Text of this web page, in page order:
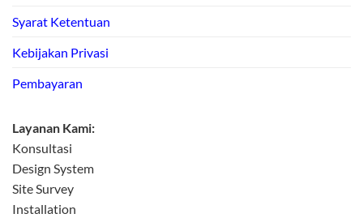
Syarat Ketentuan
Kebijakan Privasi
Pembayaran
Layanan Kami:
Konsultasi
Design System
Site Survey
Installation